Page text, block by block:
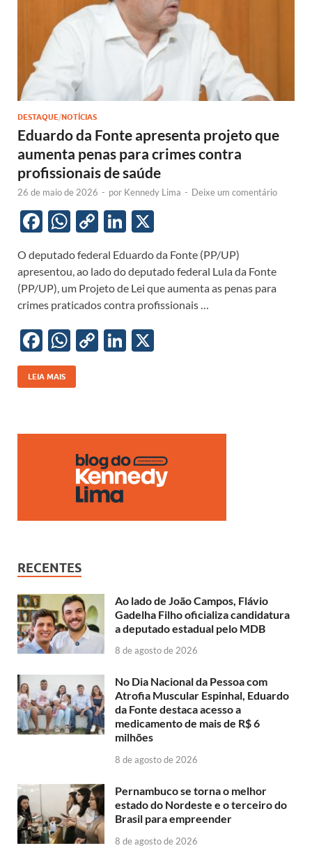
DESTAQUE/NOTÍCIAS
Eduardo da Fonte apresenta projeto que
aumenta penas para crimes contra
profissionais de saúde
26 de maio de 2026 - por Kennedy Lima - Deixe um comentário
F
e
b
o
o
k
W
at
s
A
p
p
C
p
y
Li
n
k
Li
k
e
dI
n
O deputado federal Eduardo da Fonte (PP/UP)
apresentou, ao lado do deputado federal Lula da Fonte
(PP/UP), um Projeto de Lei que aumenta as penas para
crimes praticados contra profissionais …
F
ac
e
o
W
h
at
A
p
p
C
Li
n
k
Li
dI
n
LEIA MAIS
RECENTES
Ao lado de João Campos, Flávio
Gadelha Filho oficializa candidatura
a deputado estadual pelo MDB
8 de agosto de 2026
No Dia Nacional da Pessoa com
Atrofia Muscular Espinhal, Eduardo
da Fonte destaca acesso a
medicamento de mais de R$ 6
milhões
8 de agosto de 2026
Pernambuco se torna o melhor
estado do Nordeste e o terceiro do
Brasil para empreender
8 de agosto de 2026